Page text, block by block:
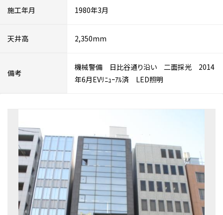
施工年月 1980年3月
天井高 2,350mm
備考
機械警備 日比谷通り沿い 二面採光 2014
年6月EVﾘﾆｭｰｱﾙ済 LED照明